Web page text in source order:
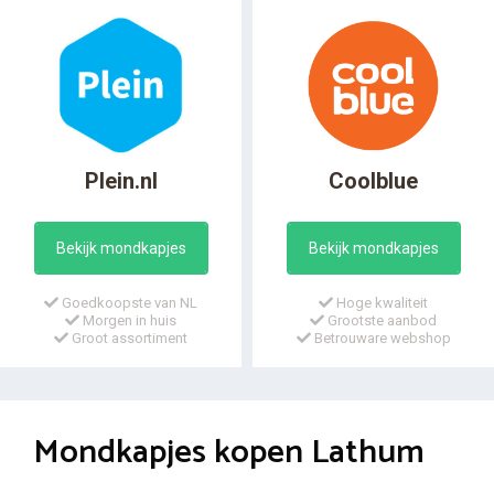
Plein.nl
Bekijk mondkapjes
Goedkoopste van NL
Morgen in huis
Groot assortiment
Coolblue
Bekijk mondkapjes
Hoge kwaliteit
Grootste aanbod
Betrouware webshop
Mondkapjes kopen Lathum